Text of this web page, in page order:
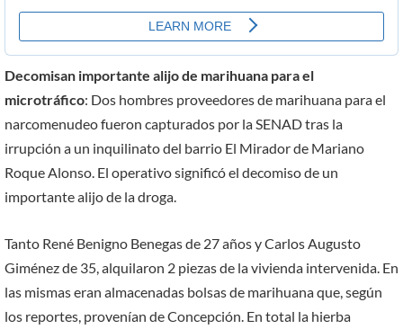
Decomisan importante alijo de marihuana para el
microtráfico: Dos hombres proveedores de marihuana para el
narcomenudeo fueron capturados por la SENAD tras la
irrupción a un inquilinato del barrio El Mirador de Mariano
Roque Alonso. El operativo significó el decomiso de un
importante alijo de la droga.
Tanto René Benigno Benegas de 27 años y Carlos Augusto
Giménez de 35, alquilaron 2 piezas de la vivienda intervenida. En
las mismas eran almacenadas bolsas de marihuana que, según
los reportes, provenían de Concepción. En total la hierba